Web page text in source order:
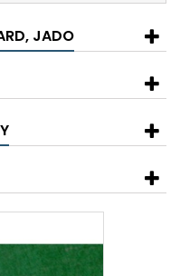
JADO